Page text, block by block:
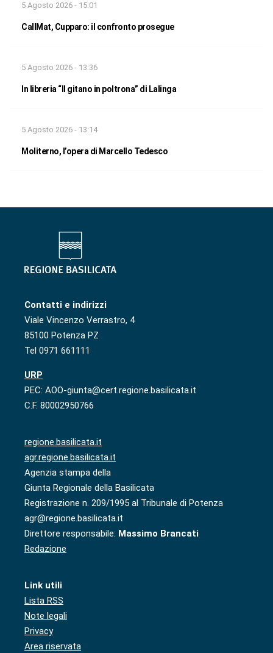
5 Agosto 2026 - 15:01
CallMat, Cupparo: il confronto prosegue
5 Agosto 2026 - 13:36
In libreria “Il gitano in poltrona” di Lalinga
5 Agosto 2026 - 13:14
Moliterno, l’opera di Marcello Tedesco
Contatti e indirizzi
Viale Vincenzo Verrastro, 4
85100 Potenza PZ
Tel 0971 661111
URP
PEC: AOO-giunta@cert.regione.basilicata.it
C.F. 80002950766
regione.basilicata.it
agr.regione.basilicata.it
Agenzia stampa della
Giunta Regionale della Basilicata
Registrazione n. 209/1995 al Tribunale di Potenza
agr@regione.basilicata.it
Direttore responsabile: Massimo Brancati
Redazione
Link utili
Lista RSS
Note legali
Privacy
Area riservata